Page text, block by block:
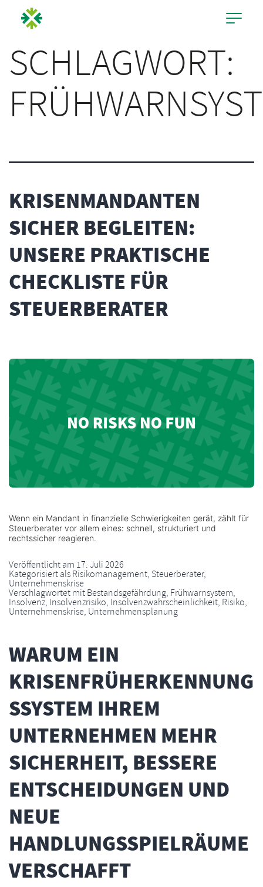
SCHLAGWORT:
KRISENMANDANTEN
SICHER BEGLEITEN:
UNSERE PRAKTISCHE
CHECKLISTE FÜR
STEUERBERATER
Wenn ein Mandant in finanzielle Schwierigkeiten gerät, zählt für
Steuerberater vor allem eines: schnell, strukturiert und
rechtssicher reagieren.
Veröffentlicht am 17. Juli 2026
Kategorisiert alsRisikomanagement, Steuerberater,
Unternehmenskrise
Verschlagwortet mitBestandsgefährdung, Frühwarnsystem,
Insolvenz, Insolvenzrisiko, Insolvenzwahrscheinlichkeit, Risiko,
Unternehmenskrise, Unternehmensplanung
WARUM EIN
KRISENFRÜHERKENNUNG
SSYSTEM IHREM
UNTERNEHMEN MEHR
SICHERHEIT, BESSERE
ENTSCHEIDUNGEN UND
NEUE
HANDLUNGSSPIELRÄUME
VERSCHAFFT